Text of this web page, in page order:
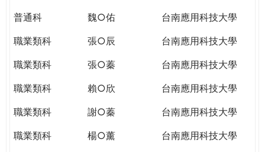
普通科
魏○佑
台南應用科技大學
職業類科
張○辰
台南應用科技大學
職業類科
張○蓁
台南應用科技大學
職業類科
賴○欣
台南應用科技大學
職業類科
謝○蓁
台南應用科技大學
職業類科
楊○薰
台南應用科技大學